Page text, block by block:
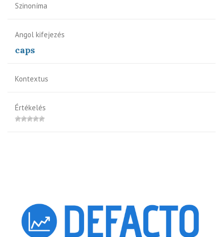
Szinoníma
Angol kifejezés
caps
Kontextus
Értékelés